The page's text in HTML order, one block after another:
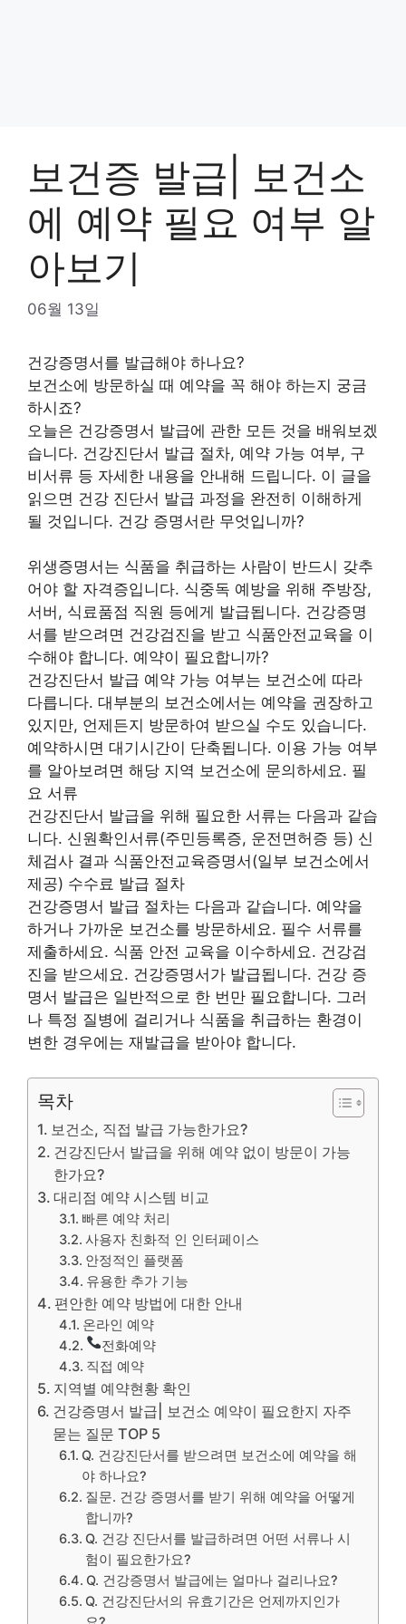
보건증 발급| 보건소
에 예약 필요 여부 알
아보기
06월 13일
건강증명서를 발급해야 하나요?
보건소에 방문하실 때 예약을 꼭 해야 하는지 궁금
하시죠?
오늘은 건강증명서 발급에 관한 모든 것을 배워보겠
습니다. 건강진단서 발급 절차, 예약 가능 여부, 구
비서류 등 자세한 내용을 안내해 드립니다. 이 글을
읽으면 건강 진단서 발급 과정을 완전히 이해하게
될 것입니다. 건강 증명서란 무엇입니까?
위생증명서는 식품을 취급하는 사람이 반드시 갖추
어야 할 자격증입니다. 식중독 예방을 위해 주방장,
서버, 식료품점 직원 등에게 발급됩니다. 건강증명
서를 받으려면 건강검진을 받고 식품안전교육을 이
수해야 합니다. 예약이 필요합니까?
건강진단서 발급 예약 가능 여부는 보건소에 따라
다릅니다. 대부분의 보건소에서는 예약을 권장하고
있지만, 언제든지 방문하여 받으실 수도 있습니다.
예약하시면 대기시간이 단축됩니다. 이용 가능 여부
를 알아보려면 해당 지역 보건소에 문의하세요. 필
요 서류
건강진단서 발급을 위해 필요한 서류는 다음과 같습
니다. 신원확인서류(주민등록증, 운전면허증 등) 신
체검사 결과 식품안전교육증명서(일부 보건소에서
제공) 수수료 발급 절차
건강증명서 발급 절차는 다음과 같습니다. 예약을
하거나 가까운 보건소를 방문하세요. 필수 서류를
제출하세요. 식품 안전 교육을 이수하세요. 건강검
진을 받으세요. 건강증명서가 발급됩니다. 건강 증
명서 발급은 일반적으로 한 번만 필요합니다. 그러
나 특정 질병에 걸리거나 식품을 취급하는 환경이
변한 경우에는 재발급을 받아야 합니다.
목차
보건소, 직접 발급 가능한가요?
건강진단서 발급을 위해 예약 없이 방문이 가능
한가요?
대리점 예약 시스템 비교
빠른 예약 처리
사용자 친화적 인 인터페이스
안정적인 플랫폼
유용한 추가 기능
편안한 예약 방법에 대한 안내
온라인 예약
전화예약
직접 예약
지역별 예약현황 확인
건강증명서 발급| 보건소 예약이 필요한지 자주
묻는 질문 TOP 5
Q. 건강진단서를 받으려면 보건소에 예약을 해
야 하나요?
질문. 건강 증명서를 받기 위해 예약을 어떻게
합니까?
Q. 건강 진단서를 발급하려면 어떤 서류나 시
험이 필요한가요?
Q. 건강증명서 발급에는 얼마나 걸리나요?
Q. 건강진단서의 유효기간은 언제까지인가